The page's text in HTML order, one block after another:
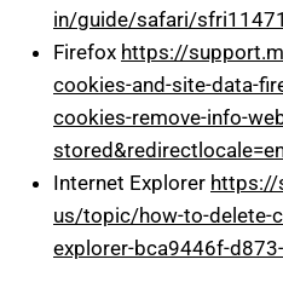
in/guide/safari/
Firefox https://
cookies-and-site-data-
cookies-remove-info-
Internet Explorer https://
us/topic/how-to-delete-
explorer-bca9446f-